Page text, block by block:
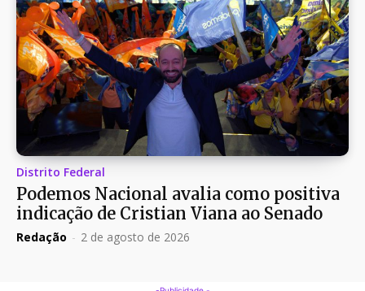
Distrito Federal
Podemos Nacional avalia como positiva
indicação de Cristian Viana ao Senado
Redação - 2 de agosto de 2026